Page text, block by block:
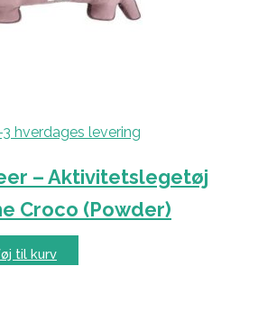
3 hverdages levering
– Aktivitetslegetøj
Croco (Powder)
til kurv